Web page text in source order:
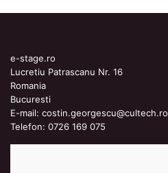
e-stage.ro
Lucretiu Patrascanu Nr. 16
Romania
Bucuresti
E-mail: costin.georgescu@cultech.ro
Telefon: 0726 169 075